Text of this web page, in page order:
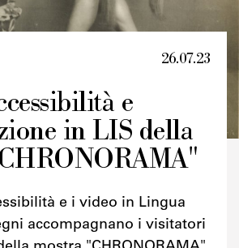
Credits
26.07.23
e
in LIS della
e i video in Lingua
accompagnano i visitatori